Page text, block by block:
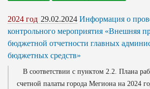
2024 год 29.02.2024 Информация о
контрольного мероприятия «Внешняя
бюджетной отчетности главных
бюджетных средств»
В соответствии с пунктом 2.2. Плана
счетной палаты города Мегиона на 2024